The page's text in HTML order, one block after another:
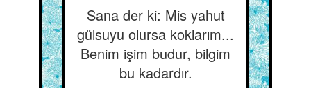
Sana der ki: Mis yahut
gülsuyu olursa koklarım...
Benim işim budur, bilgim
bu kadardır.